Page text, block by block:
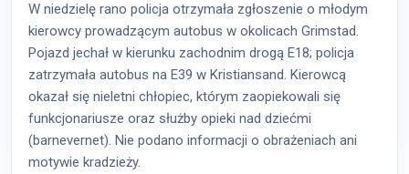
W niedzielę rano policja otrzymała zgłoszenie o młodym
kierowcy prowadzącym autobus w okolicach Grimstad.
Pojazd jechał w kierunku zachodnim drogą E18; policja
zatrzymała autobus na E39 w Kristiansand. Kierowcą
okazał się nieletni chłopiec, którym zaopiekowali się
funkcjonariusze oraz służby opieki nad dziećmi
(barnevernet). Nie podano informacji o obrażeniach ani
motywie kradzieży.